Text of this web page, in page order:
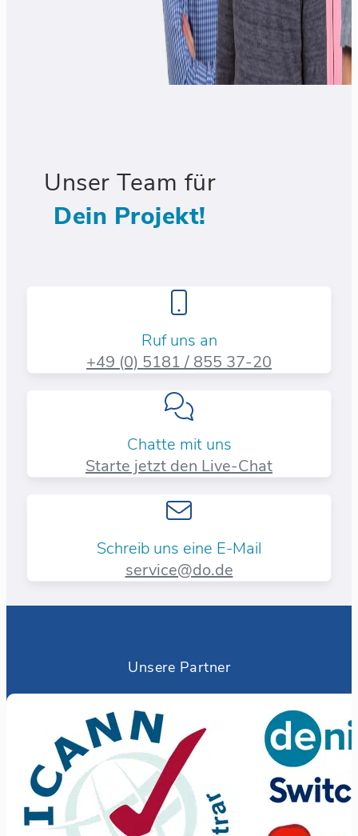
Unser Team für
Dein Projekt!
Ruf uns an
+49 (0) 5181 / 855 37-20​
Chatte mit uns
Starte jetzt den Live-Chat
Schreib uns eine E-Mail
service@do.de
Unsere Partner